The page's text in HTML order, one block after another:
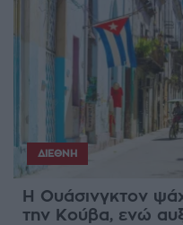
ΔΙΕΘΝΉ
Η Ουάσινγκτον
την Κούβα, ενώ